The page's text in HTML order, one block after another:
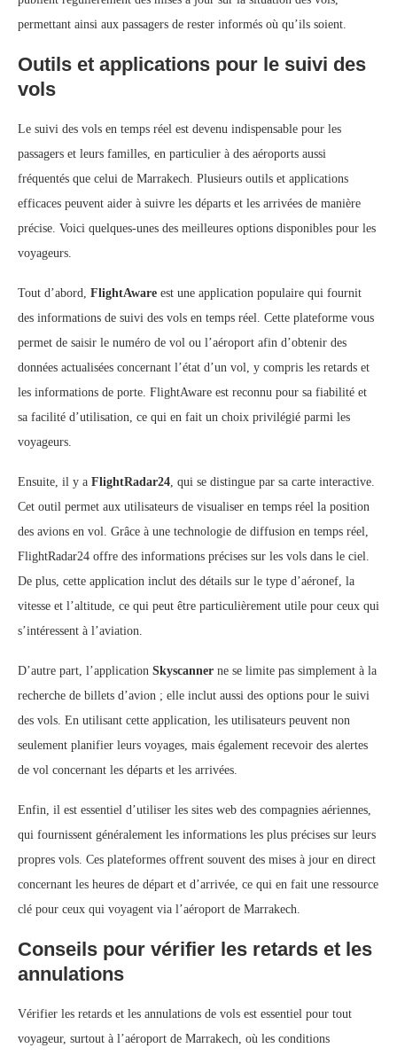
permettant ainsi aux passagers de rester informés où qu’ils soient.
Outils et applications pour le suivi des
vols
Le suivi des vols en temps réel est devenu indispensable pour les
passagers et leurs familles, en particulier à des aéroports aussi
fréquentés que celui de Marrakech. Plusieurs outils et applications
efficaces peuvent aider à suivre les départs et les arrivées de manière
précise. Voici quelques-unes des meilleures options disponibles pour les
voyageurs.
Tout d’abord, FlightAware est une application populaire qui fournit
des informations de suivi des vols en temps réel. Cette plateforme vous
permet de saisir le numéro de vol ou l’aéroport afin d’obtenir des
données actualisées concernant l’état d’un vol, y compris les retards et
les informations de porte. FlightAware est reconnu pour sa fiabilité et
sa facilité d’utilisation, ce qui en fait un choix privilégié parmi les
voyageurs.
Ensuite, il y a FlightRadar24, qui se distingue par sa carte interactive.
Cet outil permet aux utilisateurs de visualiser en temps réel la position
des avions en vol. Grâce à une technologie de diffusion en temps réel,
FlightRadar24 offre des informations précises sur les vols dans le ciel.
De plus, cette application inclut des détails sur le type d’aéronef, la
vitesse et l’altitude, ce qui peut être particulièrement utile pour ceux qui
s’intéressent à l’aviation.
D’autre part, l’application Skyscanner ne se limite pas simplement à la
recherche de billets d’avion ; elle inclut aussi des options pour le suivi
des vols. En utilisant cette application, les utilisateurs peuvent non
seulement planifier leurs voyages, mais également recevoir des alertes
de vol concernant les départs et les arrivées.
Enfin, il est essentiel d’utiliser les sites web des compagnies aériennes,
qui fournissent généralement les informations les plus précises sur leurs
propres vols. Ces plateformes offrent souvent des mises à jour en direct
concernant les heures de départ et d’arrivée, ce qui en fait une ressource
clé pour ceux qui voyagent via l’aéroport de Marrakech.
Conseils pour vérifier les retards et les
annulations
Vérifier les retards et les annulations de vols est essentiel pour tout
voyageur, surtout à l’aéroport de Marrakech, où les conditions